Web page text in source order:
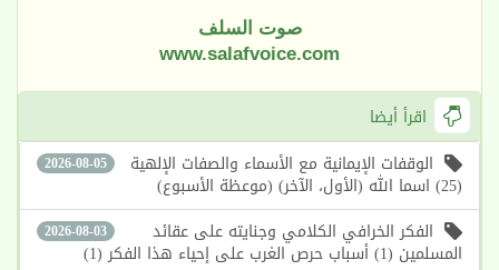
صوت السلف
www.salafvoice.com
اقرأ أيضا
2026-08-05 الوقفات الإيمانية مع الأسماء والصفات الإلهية
(25) اسما الله (الأول، الآخر) (موعظة الأسبوع)
2026-08-03 الفكر الخرافي الكلامي وجنايته على عقائد
المسلمين (1) أسباب حرص الغرب على إحياء هذا الفكر (1)